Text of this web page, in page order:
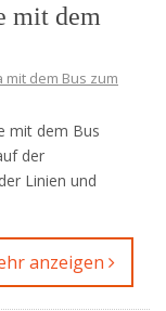
mit dem
dem Bus zum
mit dem Bus
der
Linien und
anzeigen